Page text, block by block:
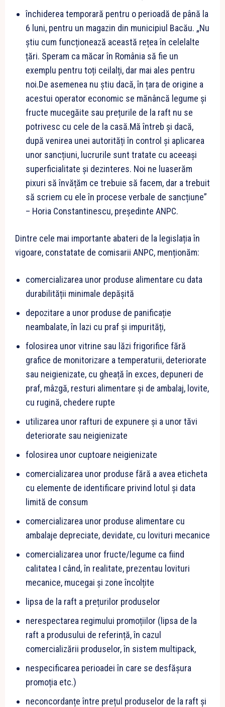
închiderea temporară pentru o perioadă de până la
6 luni, pentru un magazin din municipiul Bacău. „Nu
știu cum funcționează această rețea în celelalte
țări. Speram ca măcar în România să fie un
exemplu pentru toți ceilalți, dar mai ales pentru
noi.De asemenea nu știu dacă, în țara de origine a
acestui operator economic se mănâncă legume și
fructe mucegăite sau prețurile de la raft nu se
potrivesc cu cele de la casă.Mă întreb și dacă,
după venirea unei autorități în control și aplicarea
unor sancțiuni, lucrurile sunt tratate cu aceeași
superficialitate și dezinteres. Noi ne luaserăm
pixuri să învățăm ce trebuie să facem, dar a trebuit
să scriem cu ele în procese verbale de sancțiune”
– Horia Constantinescu, președinte ANPC.
Dintre cele mai importante abateri de la legislația în
vigoare, constatate de comisarii ANPC, menționăm:
comercializarea unor produse alimentare cu data
durabilității minimale depășită
depozitare a unor produse de panificație
neambalate, în lazi cu praf și impurități,
folosirea unor vitrine sau lăzi frigorifice fără
grafice de monitorizare a temperaturii, deteriorate
sau neigienizate, cu gheață în exces, depuneri de
praf, mâzgă, resturi alimentare și de ambalaj, lovite,
cu rugină, chedere rupte
utilizarea unor rafturi de expunere și a unor tăvi
deteriorate sau neigienizate
folosirea unor cuptoare neigienizate
comercializarea unor produse fără a avea eticheta
cu elemente de identificare privind lotul și data
limită de consum
comercializarea unor produse alimentare cu
ambalaje depreciate, devidate, cu lovituri mecanice
comercializarea unor fructe/legume ca fiind
calitatea I când, în realitate, prezentau lovituri
mecanice, mucegai și zone încolțite
lipsa de la raft a prețurilor produselor
nerespectarea regimului promoțiilor (lipsa de la
raft a produsului de referință, în cazul
comercializării produselor, în sistem multipack,
nespecificarea perioadei în care se desfășura
promoția etc.)
neconcordanțe între prețul produselor de la raft și